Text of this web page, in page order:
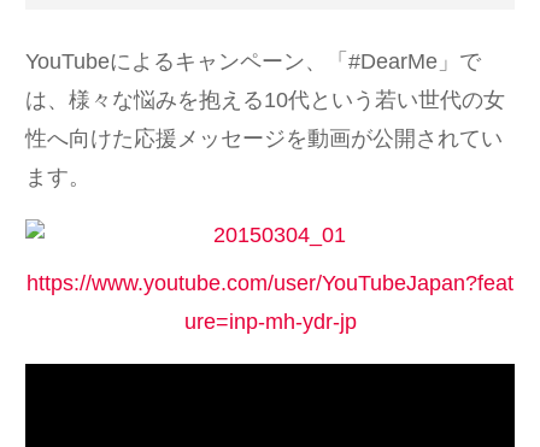
YouTubeによるキャンペーン、「#DearMe」で
は、様々な悩みを抱える10代という若い世代の女
性へ向けた応援メッセージを動画が公開されてい
ます。
https://www.youtube.com/user/YouTubeJapan?feat
ure=inp-mh-ydr-jp